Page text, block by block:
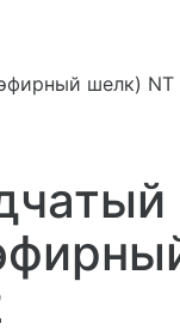
шелк) NT